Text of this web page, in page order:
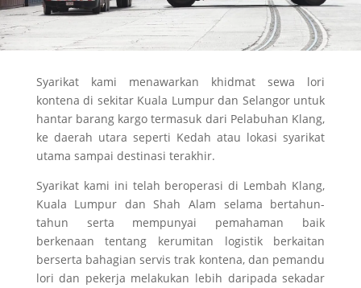
Syarikat kami menawarkan khidmat sewa lori
kontena di sekitar Kuala Lumpur dan Selangor untuk
hantar barang kargo termasuk dari Pelabuhan Klang,
ke daerah utara seperti Kedah atau lokasi syarikat
utama sampai destinasi terakhir.
Syarikat kami ini telah beroperasi di Lembah Klang,
Kuala Lumpur dan Shah Alam selama bertahun-
tahun serta mempunyai pemahaman baik
berkenaan tentang kerumitan logistik berkaitan
berserta bahagian servis trak kontena, dan pemandu
lori dan pekerja melakukan lebih daripada sekadar